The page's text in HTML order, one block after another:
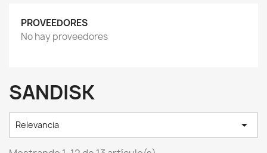
PROVEEDORES
No hay proveedores
SANDISK
Relevancia 